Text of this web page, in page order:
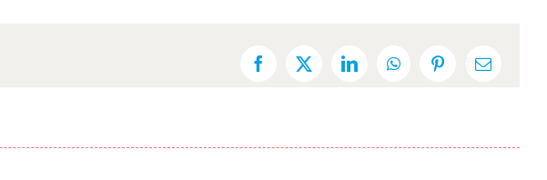
Facebook
X LinkedInWhatsAppPinterestEmail: